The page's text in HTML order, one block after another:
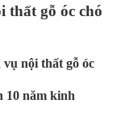
thất gỗ óc chó
nội thất gỗ óc
10 năm kinh